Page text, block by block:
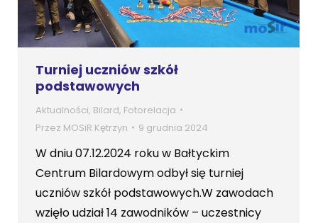
Turniej uczniów szkół
podstawowych
Aktualności, Bilard, Fotorelacja
Przez MOSiR Kętrzyn 9 grudnia 2024
W dniu 07.12.2024 roku w Bałtyckim
Centrum Bilardowym odbył się turniej
uczniów szkół podstawowych.W zawodach
wzięło udział 14 zawodników – uczestnicy